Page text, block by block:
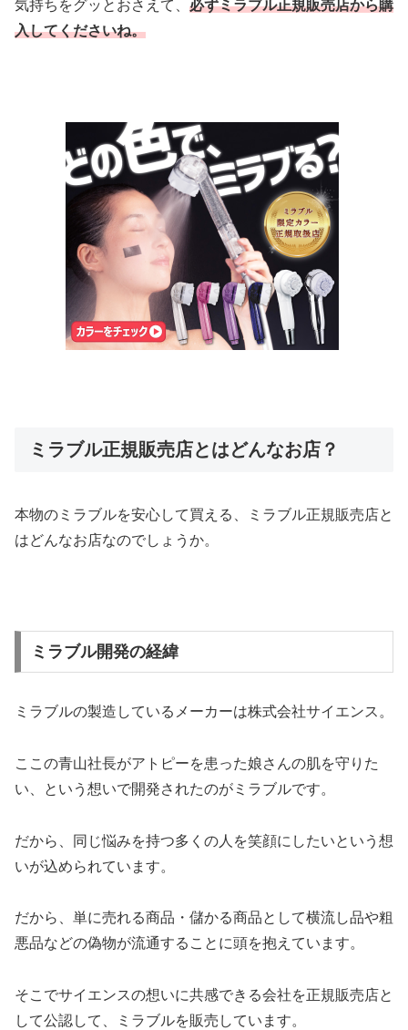
気持ちをグッとおさえて、 必ずミラブル正規販売店から購
入してくださいね。
ミラブル正規販売店とはどんなお店？
本物のミラブルを安心して買える、ミラブル正規販売店と
はどんなお店なのでしょうか。
ミラブル開発の経緯
ミラブルの製造しているメーカーは株式会社サイエンス。
ここの青山社長がアトピーを患った娘さんの肌を守りた
い、という想いで開発されたのがミラブルです。
だから、同じ悩みを持つ多くの人を笑顔にしたいという想
いが込められています。
だから、単に売れる商品・儲かる商品として横流し品や粗
悪品などの偽物が流通することに頭を抱えています。
そこでサイエンスの想いに共感できる会社を正規販売店と
して公認して、ミラブルを販売しています。